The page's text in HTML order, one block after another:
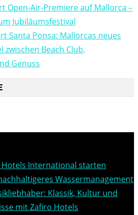
Open-Air-Premiere auf Mallorca –
Jubiläumsfestival
Santa Ponsa: Mallorcas neues
zwischen Beach Club,
Genuss
Hotels International starten
Wassermanagement
Klassik, Kultur und
mit Zafiro Hotels